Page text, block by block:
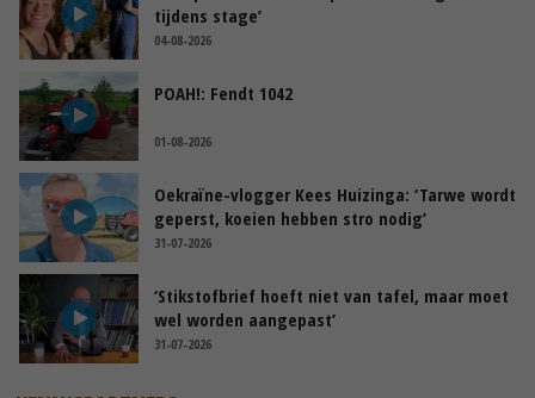
tijdens stage’
04-08-2026
POAH!: Fendt 1042
01-08-2026
Oekraïne-vlogger Kees Huizinga: ‘Tarwe wordt
geperst, koeien hebben stro nodig’
31-07-2026
‘Stikstofbrief hoeft niet van tafel, maar moet
wel worden aangepast’
31-07-2026